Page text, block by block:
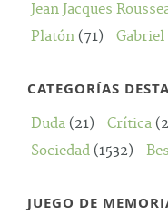
Jean Jacques
Platón (71) Gabriel
CATEGORÍAS
Duda (21) Crítica
Sociedad (1532)
JUEGO DE